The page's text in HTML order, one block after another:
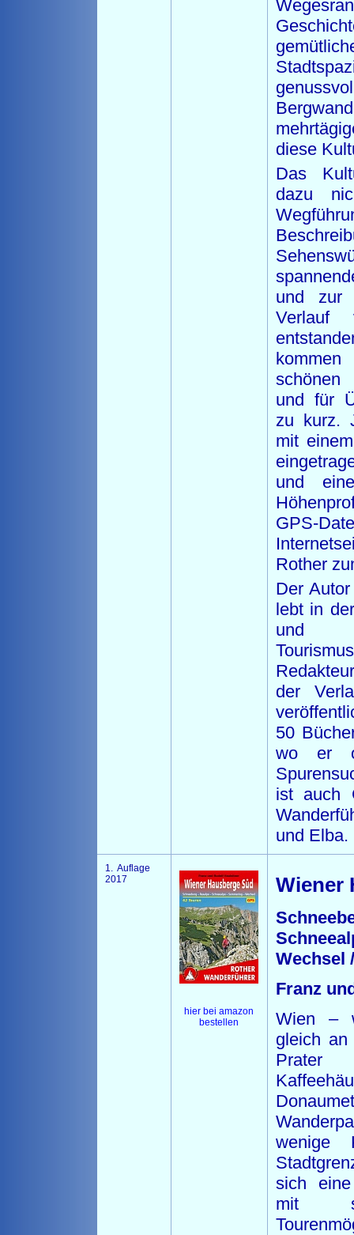
diese
Das
dazu
und zur
Verlauf
schönen
und für
zu kurz.
mit
und
GPS-
Rother
Der
lebt in
und
der
50
wo er
ist auch
und Elba.
1. Auflage
2017
hier bei amazon
bestellen
Wiener
Wechsel
Franz
Wien –
gleich
Prater
wenige
sich
mit